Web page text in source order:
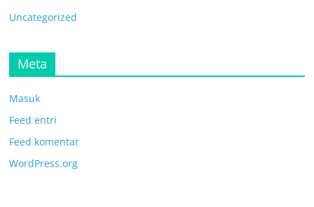
Uncategorized
Meta
Masuk
Feed entri
Feed komentar
WordPress.org